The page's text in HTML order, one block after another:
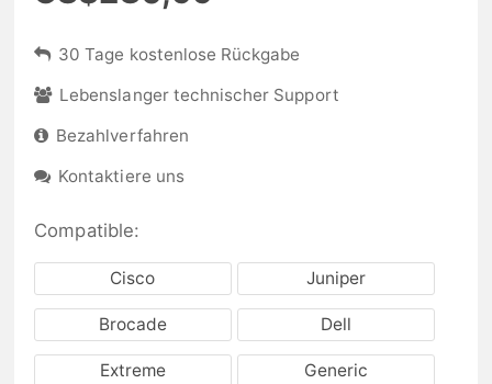
30 Tage kostenlose Rückgabe
Lebenslanger technischer Support
Bezahlverfahren
Kontaktiere uns
Compatible:
Cisco Juniper
Brocade Dell
Extreme Generic